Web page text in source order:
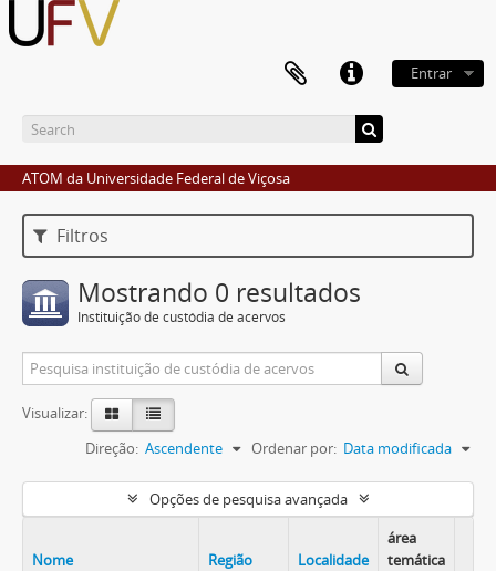
Entrar
ATOM da Universidade Federal de Viçosa
Filtros
Mostrando 0 resultados
Instituição de custódia de acervos
Visualizar:
Ordenar por: Data modificada
Direção: Ascendente
Opções de pesquisa avançada
Nome Região Localidade
área
temática